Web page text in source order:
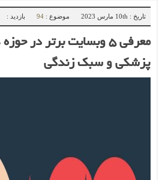
تاریخ : 10th مارس 2023 موضوع : 94 بازدید :
معرفی ۵ وبسایت برتر در
پزشکی و سبک زندگی